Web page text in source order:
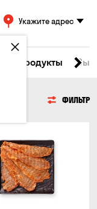
Укажите адрес
Морепродукты
ФИЛЬТР